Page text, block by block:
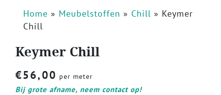
Home » Meubelstoffen » Chill » Keymer
Chill
Keymer Chill
€56,00 per meter
Bij grote afname, neem contact op!